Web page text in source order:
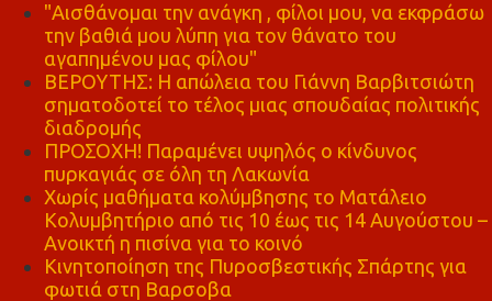
"Αισθάνομαι την ανάγκη , φίλοι μου, να εκφράσω
την βαθιά μου λύπη για τον θάνατο του
αγαπημένου μας φίλου"
ΒΕΡΟΥΤΗΣ: Η απώλεια του Γιάννη Βαρβιτσιώτη
σηματοδοτεί το τέλος μιας σπουδαίας πολιτικής
διαδρομής
ΠΡΟΣΟΧΗ! Παραμένει υψηλός ο κίνδυνος
πυρκαγιάς σε όλη τη Λακωνία
Χωρίς μαθήματα κολύμβησης το Ματάλειο
Κολυμβητήριο από τις 10 έως τις 14 Αυγούστου –
Ανοικτή η πισίνα για το κοινό
Κινητοποίηση της Πυροσβεστικής Σπάρτης για
φωτιά στη Βαρσοβα